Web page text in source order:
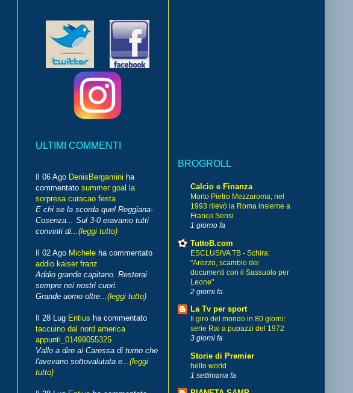
ULTIMI COMMENTI
Il 06 Ago DenisBergamini ha
commentato summer goal la
sorpresa curacao festa
E chi se la scorda quel Reggiana-
Cosenza... Sul 3-0 eravamo tutti
convinti di...(leggi tutto)
Il 02 Ago Michele ha commentato
addio kaiser franz
Addio grande capitano. Resterai
sempre nei nostri cuori.
Grande uomo oltre...(leggi tutto)
Il 28 Lug Entius ha commentato
taccuino dal nord america
appunti_01499055325
Vallo a dire ai Caressa di turno che
l'avevano sottovalutata e...(leggi
tutto)
BROGROLL
Calcio e Finanza
Morto Pietro Mezzaroma, nel
1993 rilevò la Roma insieme a
Franco Sensi
1 giorno fa
TuttoB.com
ESCLUSIVA TB - Schira:
"Arezzo, scambio dei
documenti con il Sassuolo per
Leone"
2 giorni fa
La Tv per sport
Il giro del mondo in 80 giorni:
serie Rai a pupazzi del 1972
3 giorni fa
Storie di Premier
hello world
1 settimana fa